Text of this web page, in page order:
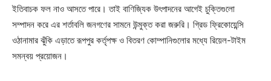
ইতিবাচক ফল নাও আসতে পারে। তাই বাণিজ্যিক উৎপাদনের আগেই চুক্তিগুলো
সম্পাদন করে এর শর্তাবলি জনগণের সামনে উন্মুক্ত করা জরুরি। গ্রিড ফ্রিকোয়েন্সি
ওঠানামার ঝুঁকি এড়াতে রূপপুর কর্তৃপক্ষ ও বিতরণ কোম্পানিগুলোর মধ্যে রিয়েল-টাইম
সমন্বয় প্রয়োজন।